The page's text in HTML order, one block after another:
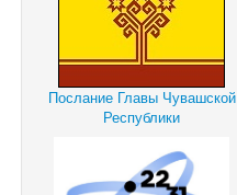
Послание Главы Чувашской
Республики